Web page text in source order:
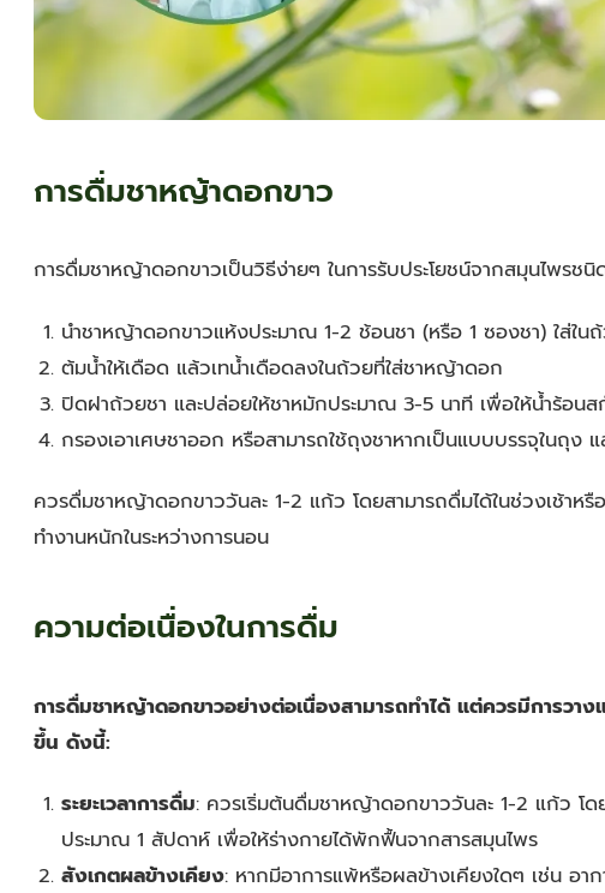
การดื่มชาหญ้าดอกขาว
การดื่มชาหญ้าดอกขาวเป็นวิธีง่ายๆ ในการรับประโยชน์จากสมุนไพรช
นำชาหญ้าดอกขาวแห้งประมาณ 1-2 ช้อนชา (หรือ 1 ซองชา) ใส่ใ
ต้มน้ำให้เดือด แล้วเทน้ำเดือดลงในถ้วยที่ใส่ชาหญ้าดอก
ปิดฝาถ้วยชา และปล่อยให้ชาหมักประมาณ 3-5 นาที เพื่อให้น้ำร้อ
กรองเอาเศษชาออก หรือสามารถใช้ถุงชาหากเป็นแบบบรรจุในถุง
ควรดื่มชาหญ้าดอกขาววันละ 1-2 แก้ว โดยสามารถดื่มได้ในช่วงเช้าห
ทำงานหนักในระหว่างการนอน
ความต่อเนื่องในการดื่ม
การดื่มชาหญ้าดอกขาวอย่างต่อเนื่องสามารถทำได้ แต่ควรมีการวา
ขึ้น ดังนี้:
ระยะเวลาการดื่ม: ควรเริ่มต้นดื่มชาหญ้าดอกขาววันละ 1-2 แก้ว
ประมาณ 1 สัปดาห์ เพื่อให้ร่างกายได้พักฟื้นจากสารสมุนไพร
สังเกตผลข้างเคียง: หากมีอาการแพ้หรือผลข้างเคียงใดๆ เช่น อ